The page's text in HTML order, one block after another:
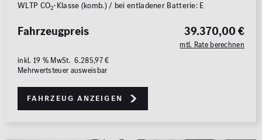
WLTP CO2-Klasse (komb.) / bei entladener Batterie: E
39.370,00 €
mtl. Rate berechnen
Fahrzeugpreis
inkl. 19 % MwSt. 6.285,97 €
Mehrwertsteuer ausweisbar
Fahrzeug anzeigen